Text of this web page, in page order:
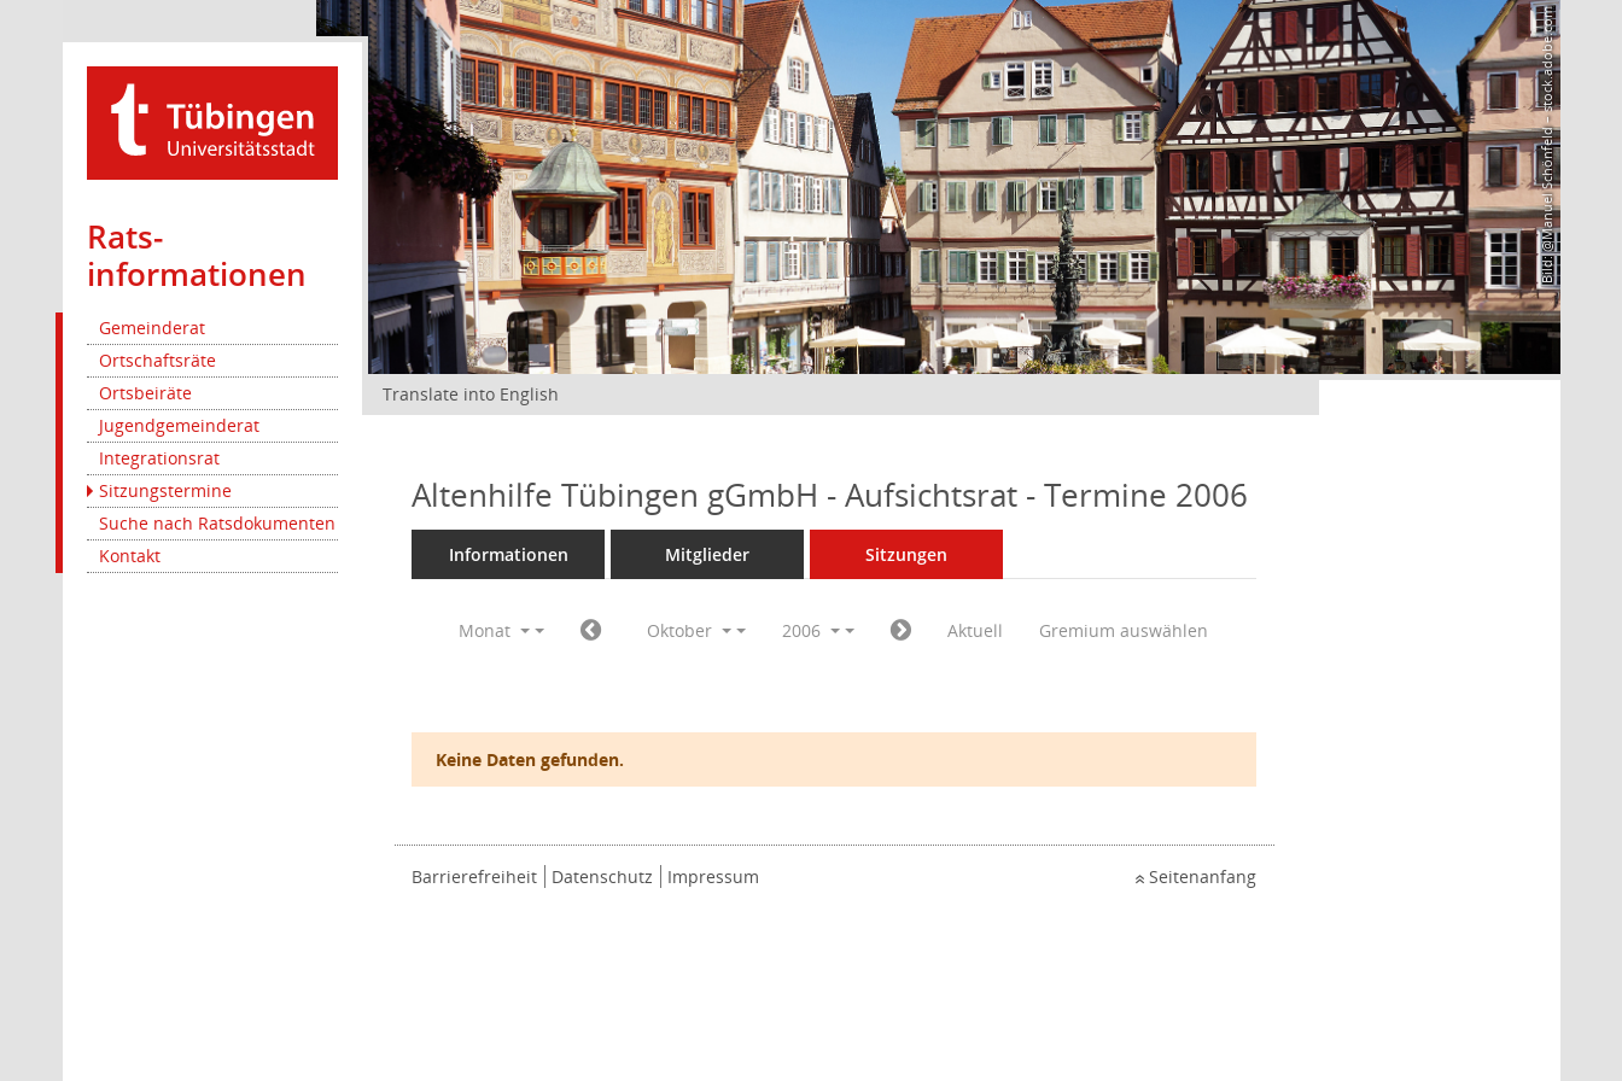
Rats­
informationen
Gemeinderat
Ortschaftsräte
Ortsbeiräte
Jugendgemeinderat
Integrationsrat
Sitzungstermine
Suche nach Ratsdokumenten
Kontakt
Bild: @Manuel Schönfeld – stock.adobe.com
Translate into English
Altenhilfe Tübingen gGmbH - Aufsichtsrat - Termine 2006
Informationen Mitglieder Sitzungen
Monat Oktober 2006 Aktuell Gremium auswählen
Keine Daten gefunden.
Barrierefreiheit Datenschutz Impressum Seitenanfang